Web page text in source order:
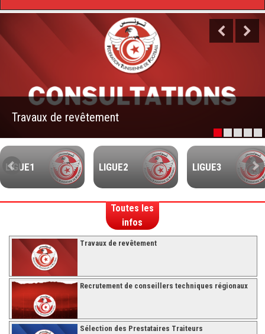
Feuilles de match 2018/2019
Feuille de match 2017/2018
–Ligue I–
–Ligue II–
Feuille de match 2016/2017
-Ligue I-
-Ligue II-
Travaux de revêtement
LIGUE1 LIGUE2 LIGUE3
Toutes les
infos
Travaux de revêtement
Recrutement de conseillers techniques régionaux
Sélection des Prestataires Traiteurs